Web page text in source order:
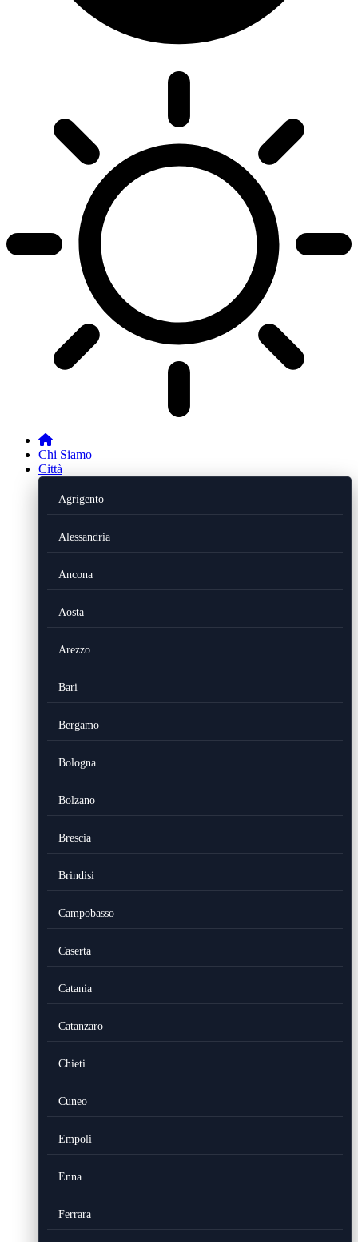
Chi Siamo
Città
Agrigento
Alessandria
Ancona
Aosta
Arezzo
Bari
Bergamo
Bologna
Bolzano
Brescia
Brindisi
Campobasso
Caserta
Catania
Catanzaro
Chieti
Cuneo
Empoli
Enna
Ferrara